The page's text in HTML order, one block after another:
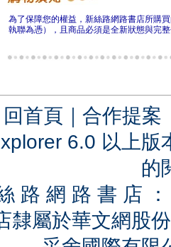
為了保障您的權益，新絲路網路書店所購
執聯為憑），且商品必須是全新狀態與完
回首頁 ｜ 合作提案
6.0 以上
的
路 網 路 書 店
隸屬於華文網股